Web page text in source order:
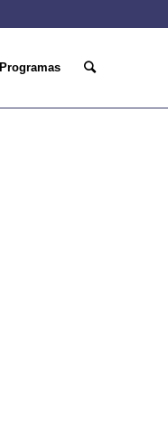
Programas